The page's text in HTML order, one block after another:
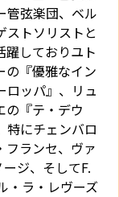
管弦楽団、ベル
ストソリストと
躍しておりユト
の『優雅なイン
ロッパ』、リュ
の『テ・デウ
特にチェンバロ
フランセ、ヴァ
ジ、そしてF.
・ラ・レヴーズ